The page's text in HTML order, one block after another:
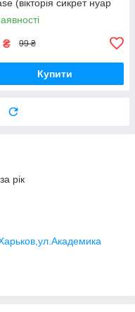
(вікторія сикрет нуар
9 мл
₴ 99 ₴
Купити
рік